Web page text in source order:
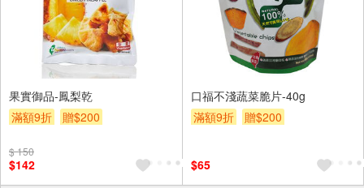
果實御品-鳳梨乾
滿額9折
贈$200
$ 150
$142
口福不淺蔬菜脆片-40g
滿額9折
贈$200
$65